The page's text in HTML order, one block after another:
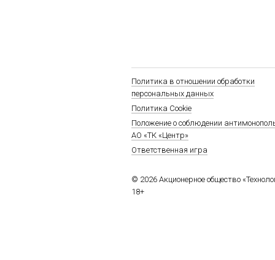
Политика в отношении обработки
персональных данных
Политика Cookie
Положение о соблюдении
АО «ТК «Центр»
Ответственная игра
© 2026 Акционерное общество
18+